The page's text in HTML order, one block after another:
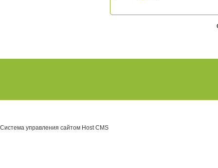
Система управления сайтом Host CMS